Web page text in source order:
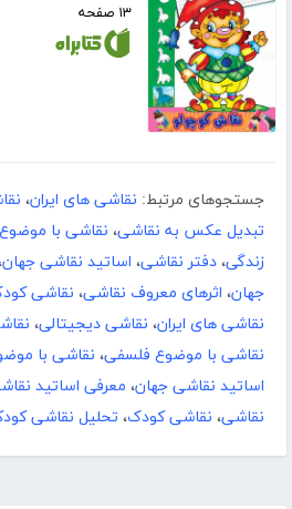
۱۳ صفحه
جستجوهای مرتبط: نقاشی های ایران،
تبدیل عکس به نقاشی، نقاشی با
زندگی، دفتر نقاشی، اساتید نقاشی جهان
جهان، اثرهای معروف نقاشی، نقاشی
نقاشی های ایران، نقاشی دیجیتالی،
نقاشی با موضوع فلسفی، نقاشی با
اساتید نقاشی جهان، معرفی اساتید
نقاشی، نقاشی کودک، تحلیل نقاشی